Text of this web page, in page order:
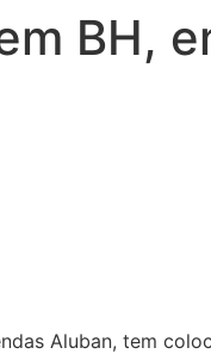
BH,
Aluban, tem